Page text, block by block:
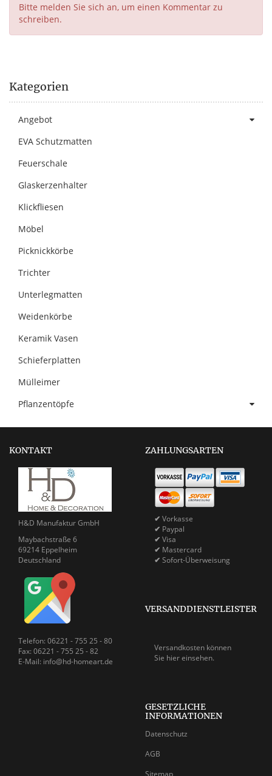
Bitte melden Sie sich an, um einen Kommentar zu
schreiben.
Kategorien
Angebot
EVA Schutzmatten
Feuerschale
Glaskerzenhalter
Klickfliesen
Möbel
Picknickkörbe
Trichter
Unterlegmatten
Weidenkörbe
Keramik Vasen
Schieferplatten
Mülleimer
Pflanzentöpfe
KONTAKT
H&D Manufaktur GmbH
Maybachstraße 6
69214 Eppelheim
Deutschland
Telefon: 06221 - 755 25 - 80
Fax: 06221 - 755 25 - 82
E-Mail: info@hd-homeart.de
ZAHLUNGSARTEN
✔ Vorkasse
✔ Paypal
✔ Visa
✔ Mastercard
✔ Sofort-Überweisung
VERSANDDIENSTLEISTER
Versandkosten können
Sie hier einsehen.
GESETZLICHE
INFORMATIONEN
Datenschutz
AGB
Sitemap